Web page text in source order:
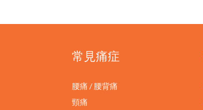
常見痛症
腰痛 / 腰背痛
頸痛